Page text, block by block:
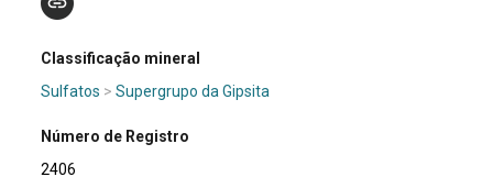
Classificação mineral
Sulfatos >Supergrupo da Gipsita
Número de Registro
2406